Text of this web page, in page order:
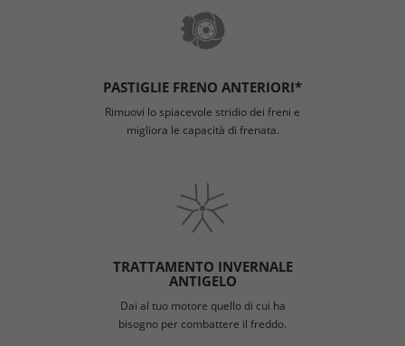
PASTIGLIE FRENO ANTERIORI*
Rimuovi lo spiacevole stridio dei freni e
migliora le capacità di frenata.
TRATTAMENTO INVERNALE
ANTIGELO
Dai al tuo motore quello di cui ha
bisogno per combattere il freddo.